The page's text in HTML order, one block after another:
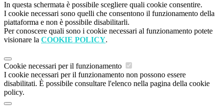
In questa schermata è possibile scegliere quali cookie consentire.
I cookie necessari sono quelli che consentono il funzionamento della
piattaforma e non è possibile disabilitarli.
Per conoscere quali sono i cookie necessari al funzionamento potete
visionare la COOKIE POLICY.
Cookie necessari per il funzionamento
I cookie necessari per il funzionamento non possono essere
disabilitati. È possibile consultare l'elenco nella pagina della cookie
policy.